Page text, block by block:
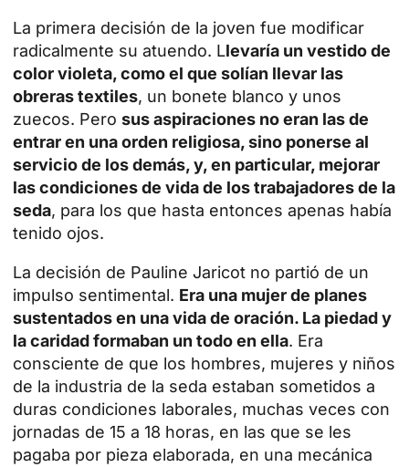
La primera decisión de la joven fue modificar
radicalmente su atuendo. Llevaría un vestido de
color violeta, como el que solían llevar las
obreras textiles, un bonete blanco y unos
zuecos. Pero sus aspiraciones no eran las de
entrar en una orden religiosa, sino ponerse al
servicio de los demás, y, en particular, mejorar
las condiciones de vida de los trabajadores de la
seda, para los que hasta entonces apenas había
tenido ojos.
La decisión de Pauline Jaricot no partió de un
impulso sentimental. Era una mujer de planes
sustentados en una vida de oración. La piedad y
la caridad formaban un todo en ella. Era
consciente de que los hombres, mujeres y niños
de la industria de la seda estaban sometidos a
duras condiciones laborales, muchas veces con
jornadas de 15 a 18 horas, en las que se les
pagaba por pieza elaborada, en una mecánica